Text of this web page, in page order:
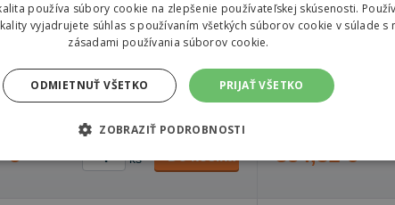
B B 73 dB
objednávky k Vám na adresu do
10.8.
objednávky na predajňu Prešov do
€ ks
Doručenie
Doručenie
354,31 €
používa súbory cookie na zlepšenie používateľskej skúsenosti.
vyjadrujete súhlas s používaním všetkých súborov cookie v súlade s
zásadami používania súborov cookie.
PRIJAŤ VŠETKO
ODMIETNUŤ VŠETKO
ZOBRAZIŤ PODROBNOSTI